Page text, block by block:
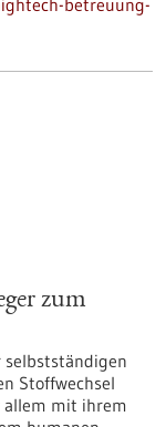
betreuung-
zum
Stoffwechsel
allem mit ihrem